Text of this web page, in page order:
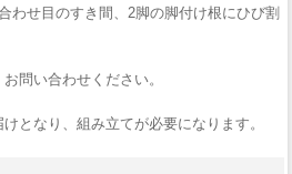
わせ目のすき間、2脚の脚付け根にひび割
問い合わせください。
となり、組み立てが必要になります。